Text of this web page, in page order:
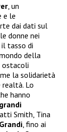
, un
e le
dai dati sul
donne nei
tasso di
della
ostacoli
la solidarietà
realtà. Lo
hanno
grandi
Smith, Tina
, fino ai